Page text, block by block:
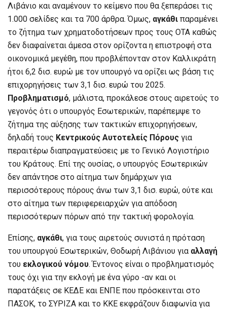
Λιβάνιο και αναμένουν το κείμενο που θα ξεπεράσει τις
1.000 σελίδες και τα 700 άρθρα. Όμως, αγκάθι παραμένει
το ζήτημα των χρηματοδοτήσεων προς τους ΟΤΑ καθώς
δεν διαφαίνεται άμεσα στον ορίζοντα η επιστροφή στα
οικονομικά μεγέθη, που προβλέπονταν στον Καλλικράτη
ήτοι 6,2 δισ. ευρώ με τον υπουργό να ορίζει ως βάση τις
επιχορηγήσεις των 3,1 δισ. ευρώ του 2025.
Προβληματισμό, μάλιστα, προκάλεσε στους αιρετούς το
γεγονός ότι ο υπουργός Εσωτερικών, παρέπεμψε το
ζήτημα της αύξησης των τακτικών επιχορηγήσεων,
δηλαδή τους Κεντρικούς Αυτοτελείς Πόρους για
περαιτέρω διαπραγματεύσεις με το Γενικό Λογιστήριο
του Κράτους. Επί της ουσίας, ο υπουργός Εσωτερικών
δεν απάντησε στο αίτημα των δημάρχων για
περισσότερους πόρους άνω των 3,1 δισ. ευρώ, ούτε και
στο αίτημα των περιφερειαρχών για απόδοση
περισσότερων πόρων από την τακτική φορολογία.
Επίσης, αγκάθι, για τους αιρετούς συνιστά η πρόταση
του υπουργού Εσωτερικών, Θοδωρή Λιβάνιου για αλλαγή
του εκλογικού νόμου. Έντονος είναι ο προβληματισμός
τους όχι για την εκλογή με ένα γύρο -αν και οι
παρατάξεις σε ΚΕΔΕ και ΕΝΠΕ που πρόσκεινται στο
ΠΑΣΟΚ, το ΣΥΡΙΖΑ και το ΚΚΕ εκφράζουν διαφωνία για